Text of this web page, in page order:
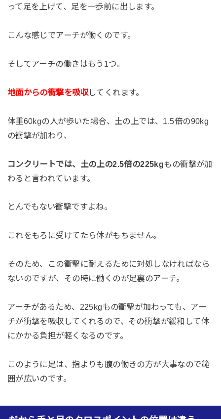
って足を上げて、足を一歩前に出します。
こんな感じでアーチが働くのです。
そしてアーチの働きはもう1つ。
地面からの衝撃を吸収してくれます。
体重60kgの人が歩いた場合、土の上では、1.5倍の90kg
の衝撃が加わり、
コンクリートでは、土の上の2.5倍の225kgもの衝撃が加
わると言われています。
とんでもない衝撃ですよね。
これをもろに受けてたら体がもちません。
そのため、この衝撃に耐えるために対処しなければなら
ないのですが、その時に働くのが足裏のアーチ。
アーチがあるため、225kgもの衝撃が加わっても、アー
チが衝撃を吸収してくれるので、その衝撃が緩和して体
にかかる負担が軽くなるのです。
このように足は、指よりも腹の働きの方が大事なので範
囲が広いのです。